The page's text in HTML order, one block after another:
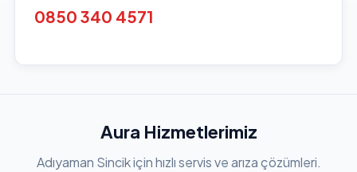
0850 340 4571
Aura Hizmetlerimiz
Adıyaman Sincik için hızlı servis ve arıza çözümleri.